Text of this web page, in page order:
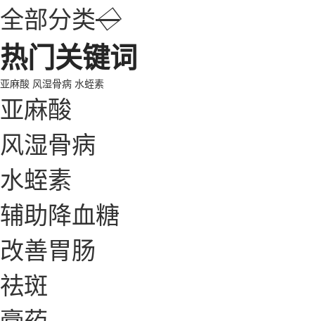
全部分类◇
热门关键词
亚麻酸 风湿骨病 水蛭素
亚麻酸
风湿骨病
水蛭素
辅助降血糖
改善胃肠
祛斑